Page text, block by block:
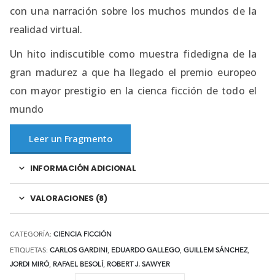
con una narración sobre los muchos mundos de la
realidad virtual.
Un hito indiscutible como muestra fidedigna de la
gran madurez a que ha llegado el premio europeo
con mayor prestigio en la cienca ficción de todo el
mundo
Leer un Fragmento
INFORMACIÓN ADICIONAL
VALORACIONES (8)
CATEGORÍA: CIENCIA FICCIÓN
ETIQUETAS: CARLOS GARDINI, EDUARDO GALLEGO, GUILLEM SÁNCHEZ,
JORDI MIRÓ, RAFAEL BESOLÍ, ROBERT J. SAWYER